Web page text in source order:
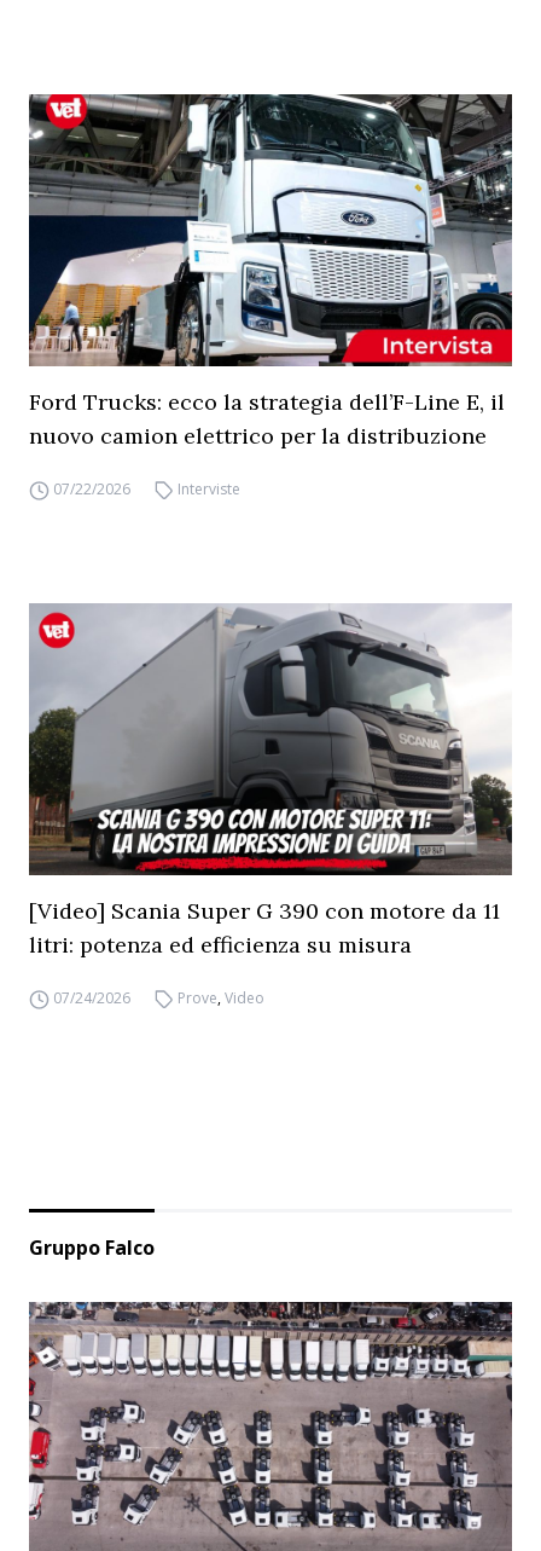
Ford Trucks: ecco la strategia dell’F-Line E, il
nuovo camion elettrico per la distribuzione
07/22/2026 Interviste
[Video] Scania Super G 390 con motore da 11
litri: potenza ed efficienza su misura
07/24/2026 Prove,Video
Gruppo Falco